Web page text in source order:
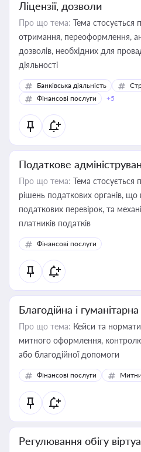
Ліцензії, дозволи
Про що тема: Тема стосується
отримання, переоформлення,
дозволів, необхідних для
діяльності
Банківська діяльність
Фінансові послуги
+5
Податкове
Про що тема: Тема стосується
рішень податкових органів, що
податкових перевірок, та
платників податків
Фінансові послуги
Благодійна і
Про що тема: Кейси та
митного оформлення, контролю
або благодійної допомоги
Фінансові послуги
Регулювання обігу